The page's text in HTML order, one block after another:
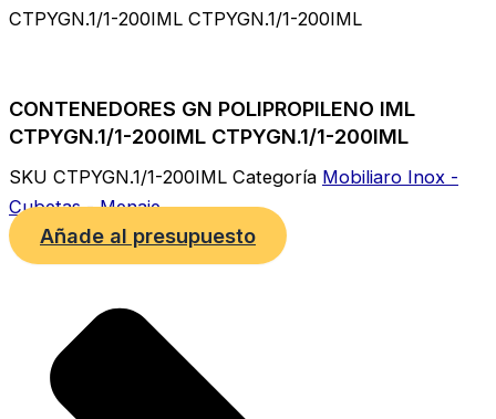
CTPYGN.1/1-200IML CTPYGN.1/1-200IML
CONTENEDORES GN POLIPROPILENO IML
CTPYGN.1/1-200IML CTPYGN.1/1-200IML
SKU CTPYGN.1/1-200IML Categoría Mobiliaro Inox -
Cubetas - Menaje
Añade al presupuesto